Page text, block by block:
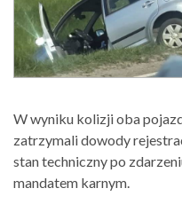
W wyniku kolizji oba
zatrzymali dowody
stan techniczny po
mandatem karnym.